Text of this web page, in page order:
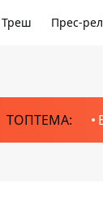
Треш Прес-
ТОПТЕМА: